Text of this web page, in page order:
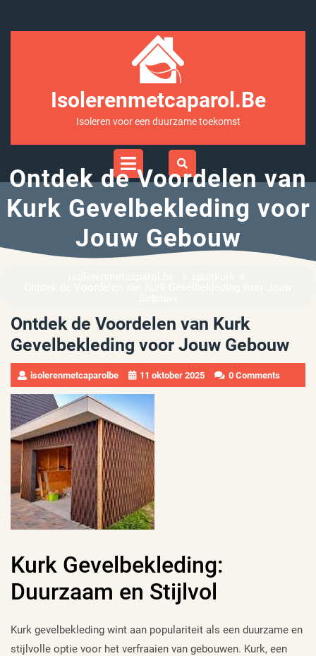
Isolerenmetcaparol.be
Isoleren voor een duurzame toekomst
Open
Ontdek de Voordelen van
Kurk Gevelbekleding voor
Jouw Gebouw
Ontdek de Voordelen van Kurk
Gevelbekleding voor Jouw Gebouw
isolerenmetcaparolbe 11 oktober 2025 0 Comments
Kurk Gevelbekleding:
Duurzaam en Stijlvol
Kurk gevelbekleding wint aan populariteit als een duurzame en
stijlvolle optie voor het verfraaien van gebouwen. Kurk, een